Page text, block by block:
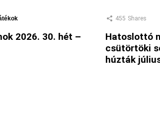
2026. 30. hét –
455 Shares
Hatoslottó
csütörtöki
húzták